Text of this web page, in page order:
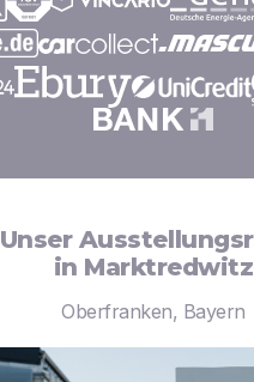
Unser
in Marktredwitz
Oberfranken, Bayern